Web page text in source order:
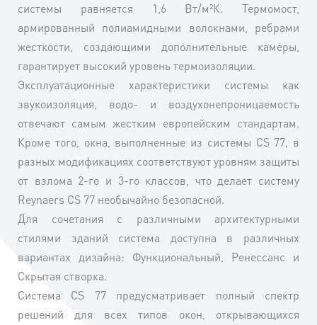
системы равняется 1,6 Вт/м²К. Термомост,
армированный полиамидными волокнами, ребрами
жесткости, создающими дополнительные камеры,
гарантирует высокий уровень термоизоляции.
Эксплуатационные характеристики системы как
звукоизоляция, водо- и воздухонепроницаемость
отвечают самым жестким европейским стандартам.
Кроме того, окна, выполненные из системы CS 77, в
разных модификациях соответствуют уровням защиты
от взлома 2-го и 3-го классов, что делает систему
Reynaers CS 77 необычайно безопасной.
Для сочетания с различными архитектурными
стилями зданий система доступна в различных
вариантах дизайна: Функциональный, Ренессанс и
Скрытая створка.
Система CS 77 предусматривает полный спектр
решений для всех типов окон, открывающихся